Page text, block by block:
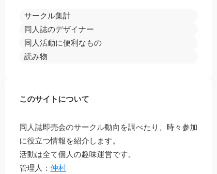
サークル集計
同人誌のデザイナー
同人活動に便利なもの
読み物
このサイトについて
同人誌即売会のサークル動向を調べたり、時々参加
に役立つ情報を紹介します。
活動は全て個人の趣味運営です。
管理人： 仲村